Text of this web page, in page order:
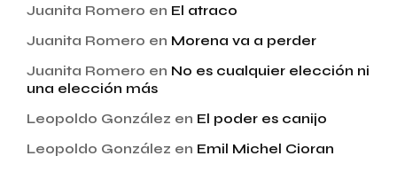
Juanita Romero en El atraco
Juanita Romero en Morena va a perder
Juanita Romero en No es cualquier elección ni
una elección más
Leopoldo González en El poder es canijo
Leopoldo González en Emil Michel Cioran